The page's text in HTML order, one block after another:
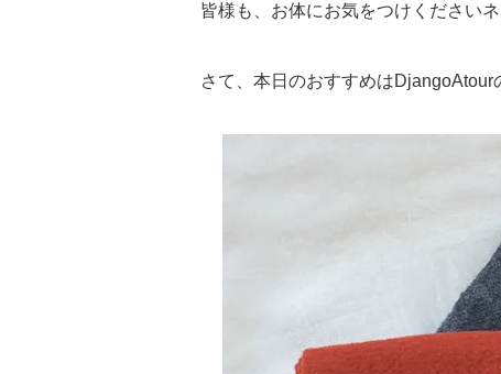
皆様も、お体にお気をつけくださいネ
さて、本日のおすすめはDjangoAtour